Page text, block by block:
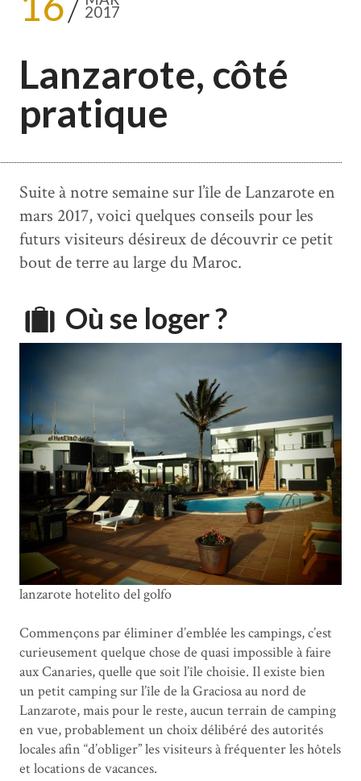
2017
Lanzarote, côté
pratique
Suite à notre semaine sur l’île de Lanzarote en
mars 2017, voici quelques conseils pour les
futurs visiteurs désireux de découvrir ce petit
bout de terre au large du Maroc.
Où se loger ?
lanzarote hotelito del golfo
Commençons par éliminer d’emblée les campings, c’est
curieusement quelque chose de quasi impossible à faire
aux Canaries, quelle que soit l’île choisie. Il existe bien
un petit camping sur l’île de la Graciosa au nord de
Lanzarote, mais pour le reste, aucun terrain de camping
en vue, probablement un choix délibéré des autorités
locales afin “d’obliger” les visiteurs à fréquenter les hôtels
et locations de vacances.